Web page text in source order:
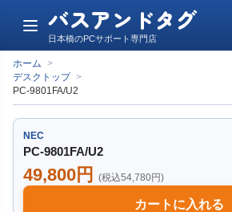
メ
ュ
ー
バスアンドタグ
日本橋のPCサポート専門店
ホーム >
デスクトップ >
PC-9801FA/U2
NEC
PC-9801FA/U2
49,800円 (税込54,780円)
カートに入れる